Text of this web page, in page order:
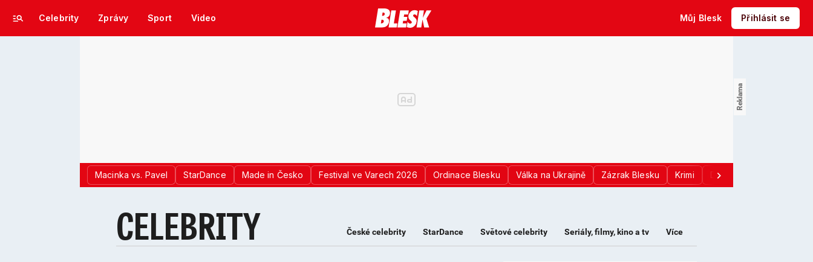
Celebrity Zprávy Sport Video Můj Blesk Přihlásit se
Macinka vs. Pavel StarDance Made in Česko Festival ve Varech 2026 Ordinace Blesku Válka na Ukrajině Zázrak Blesku Krimi Donald Trump
CELEBRITY České celebrity StarDance Světové celebrity Seriály, filmy, kino a tv Více